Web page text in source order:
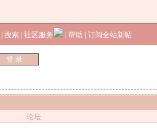
搜索 社区服务 帮助 订阅全站新帖
论坛